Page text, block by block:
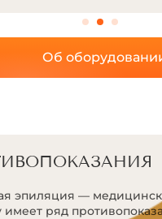
Об
эпиляция —
имеет ряд